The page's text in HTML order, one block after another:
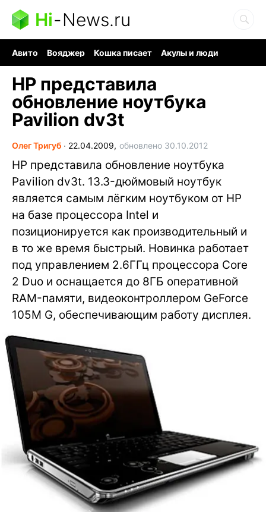
Hi-News.ru
Авито Вояджер Кошка писает
Акулы и люди
HP представила
обновление ноутбука
Pavilion dv3t
Олег Тригуб ∙ 22.04.2009, обновлено 30.10.2012
HP представила обновление ноутбука
Pavilion dv3t. 13.3-дюймовый ноутбук
является самым лёгким ноутбуком от HP
на базе процессора Intel и
позиционируется как производительный и
в то же время быстрый. Новинка работает
под управлением 2.6ГГц процессора Core
2 Duo и оснащается до 8ГБ оперативной
RAM-памяти, видеоконтроллером GeForce
105M G, обеспечивающим работу дисплея.